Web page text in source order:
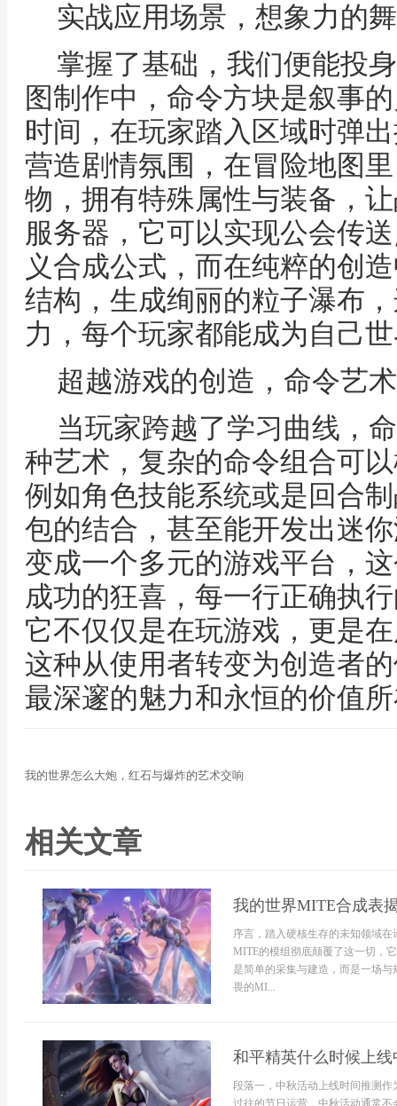
实战应用场景，想象力的
掌握了基础，我们便能投
图制作中，命令方块是叙事
时间，在玩家踏入区域时弹
营造剧情氛围，在冒险地图
物，拥有特殊属性与装备，
服务器，它可以实现公会传
义合成公式，而在纯粹的创
结构，生成绚丽的粒子瀑布
力，每个玩家都能成为自己
超越游戏的创造，命令艺
当玩家跨越了学习曲线，
种艺术，复杂的命令组合可
例如角色技能系统或是回合
包的结合，甚至能开发出迷
变成一个多元的游戏平台，
成功的狂喜，每一行正确执
它不仅仅是在玩游戏，更是
这种从使用者转变为创造者
最深邃的魅力和永恒的价值
我的世界怎么大炮，红石与爆炸的艺术交响
相关文章
我的世界MITE合成表
序言，踏入硬核生存的未知领域
MITE的模组彻底颠覆了这一切，
是简单的采集与建造，而是一场
畏的MI...
和平精英什么时候上
段落一，中秋活动上线时间推测
过往的节日运营，中秋活动通常